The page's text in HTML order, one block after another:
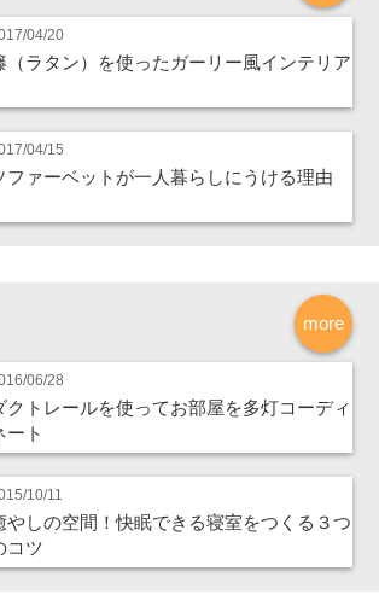
04/20
（ラタン）を使ったガーリー風インテリア
04/15
ファーベットが一人暮らしにうける理由
more
06/28
クトレールを使ってお部屋を多灯コーディ
ート
10/11
やしの空間！快眠できる寝室をつくる３つ
コツ